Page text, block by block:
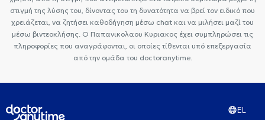
στιγμή της λύσης του, δίνοντας του τη δυνατότητα να βρεί τον ειδικό που
χρειάζεται, να ζητήσει καθοδήγηση μέσω chat και να μιλήσει μαζί του
μέσω βιντεοκλήσης. Ο Παπανικολαου Κυριακος έχει συμπληρώσει τις
πληροφορίες που αναγράφονται, οι οποίες τίθενται υπό επεξεργασία
από την ομάδα του doctoranytime.
EL